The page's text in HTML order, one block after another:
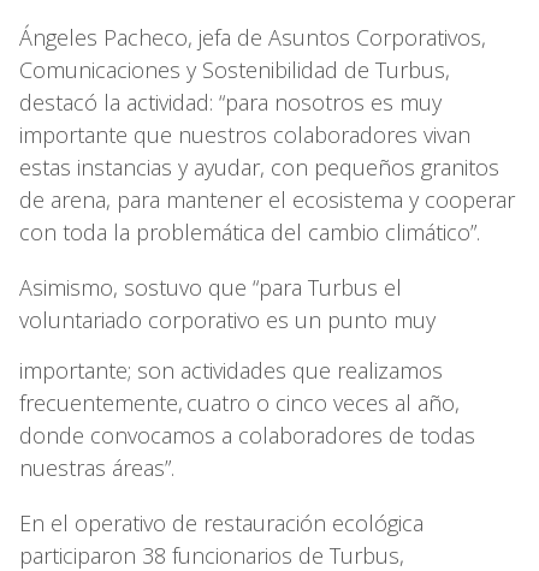
Ángeles Pacheco, jefa de Asuntos Corporativos,
Comunicaciones y Sostenibilidad de Turbus,
destacó la actividad: “para nosotros es muy
importante que nuestros colaboradores vivan
estas instancias y ayudar, con pequeños granitos
de arena, para mantener el ecosistema y cooperar
con toda la problemática del cambio climático”.
Asimismo, sostuvo que “para Turbus el
voluntariado corporativo es un punto muy
importante; son actividades que realizamos
frecuentemente, cuatro o cinco veces al año,
donde convocamos a colaboradores de todas
nuestras áreas”.
En el operativo de restauración ecológica
participaron 38 funcionarios de Turbus,